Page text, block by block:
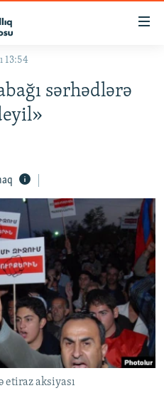
13:54
sərhədlərə
etiraz aksiyası